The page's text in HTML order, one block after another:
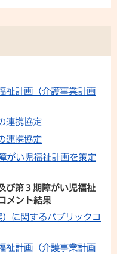
祉計画（介護事業計画
連携協定
連携協定
がい児福祉計画を策定
び第３期障がい児福祉
メント結果
に関するパブリックコ
祉計画（介護事業計画